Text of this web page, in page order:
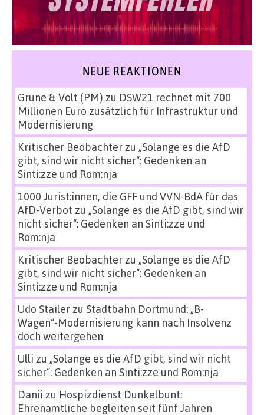
NEUE REAKTIONEN
Grüne & Volt (PM) zu DSW21 rechnet mit 700
Millionen Euro zusätzlich für Infrastruktur und
Modernisierung
Kritischer Beobachterzu „Solange es die AfD
gibt, sind wir nicht sicher“: Gedenken an
Sinti:zze und Rom:nja
1000 Jurist:innen, die GFF und VVN-BdA für das
AfD-Verbot zu „Solange es die AfD gibt, sind wir
nicht sicher“: Gedenken an Sinti:zze und
Rom:nja
Kritischer Beobachterzu „Solange es die AfD
gibt, sind wir nicht sicher“: Gedenken an
Sinti:zze und Rom:nja
Udo Stailerzu Stadtbahn Dortmund: „B-
Wagen“-Modernisierung kann nach Insolvenz
doch weitergehen
Ulli zu „Solange es die AfD gibt, sind wir nicht
sicher“: Gedenken an Sinti:zze und Rom:nja
Danii zu Hospizdienst Dunkelbunt:
Ehrenamtliche begleiten seit fünf Jahren